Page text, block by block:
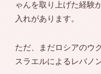
ゃんを取り上げた経験
入れがあります。
ただ、まだロシアのウ
スラエルによるレバノ